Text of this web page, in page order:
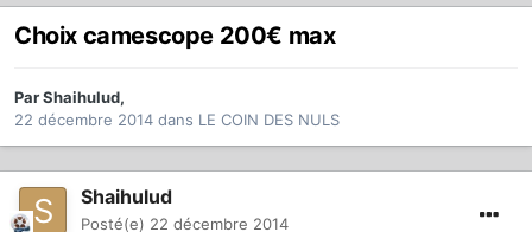
Choix camescope 200€ max
ParShaihulud,
22 décembre 2014 dans LE COIN DES NULS
Shaihulud
Posté(e) 22 décembre 2014